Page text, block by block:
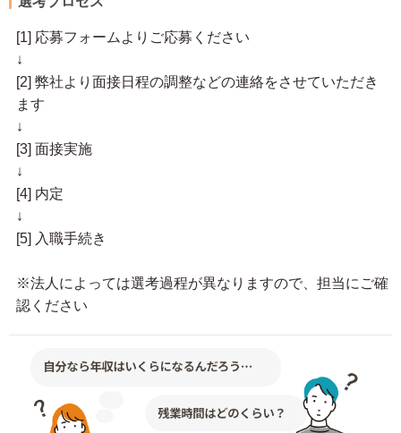
[1] 応募フォームよりご応募ください
↓
[2] 弊社より面接日程の調整などの連絡をさせていただき
ます
↓
[3] 面接実施
↓
[4] 内定
↓
[5] 入職手続き
※法人によっては選考過程が異なりますので、担当にご確
認ください